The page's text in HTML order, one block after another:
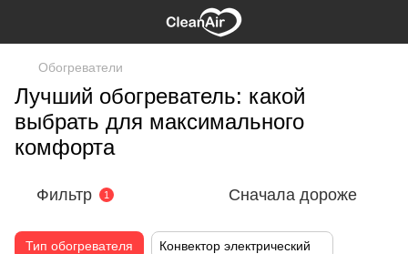
Обогреватели
Лучший обогреватель: какой
выбрать для максимального
комфорта
Фильтр 1 Сначала дороже
Тип обогревателя Конвектор электрический